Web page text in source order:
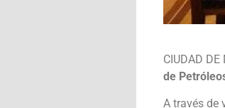
CIUDAD DE
de
A través de